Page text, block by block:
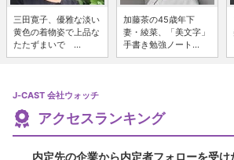
三田寛子、優雅な淡い
黄色の着物姿で上品な
たたずまいで ...
加藤茶の45歳年下
妻・綾菜、「美文字」
手書き勉強ノート...
J-CAST 会社ウォッチ
アクセスランキング
内定先の企業から内定者フォローを受